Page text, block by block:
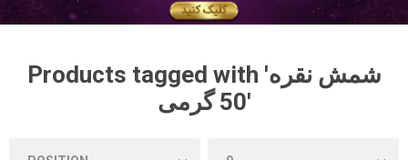
Products tagged with 'شمش نقره
50 گرمی'